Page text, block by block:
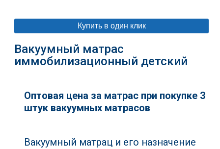
Купить в один клик
Вакуумный матрас
иммобилизационный детский
Оптовая цена за матрас при покупке 3
штук вакуумных матрасов
Вакуумный матрац и его назначение